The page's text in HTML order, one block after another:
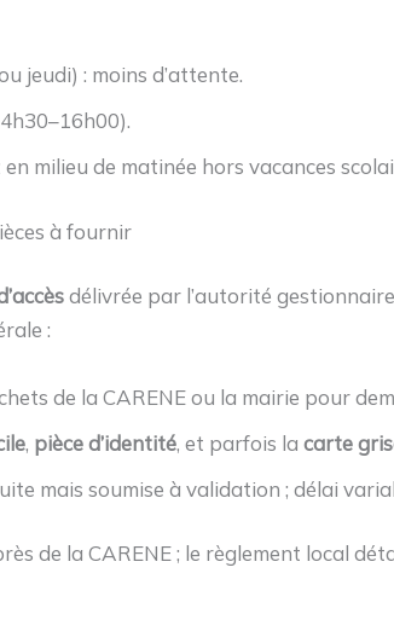
jeudi) : moins d’attente.
milieu de matinée hors vacances
à fournir
délivrée par l’autorité
:
de la CARENE ou la mairie pour
, pièce d’identité, et parfois la carte
mais soumise à validation ; délai
de la CARENE ; le règlement local